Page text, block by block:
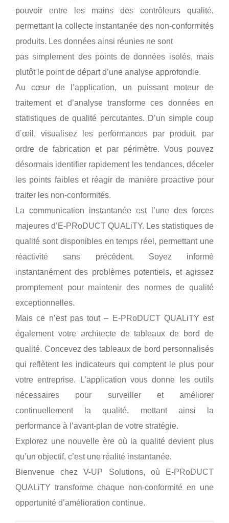
pouvoir entre les mains des contrôleurs qualité,
permettant la collecte instantanée des non-conformités
produits. Les données ainsi réunies ne sont
pas simplement des points de données isolés, mais
plutôt le point de départ d’une analyse approfondie.
Au cœur de l’application, un puissant moteur de
traitement et d’analyse transforme ces données en
statistiques de qualité percutantes. D’un simple coup
d’œil, visualisez les performances par produit, par
ordre de fabrication et par périmètre. Vous pouvez
désormais identifier rapidement les tendances, déceler
les points faibles et réagir de manière proactive pour
traiter les non-conformités.
La communication instantanée est l’une des forces
majeures d’E-PRoDUCT QUALiTY. Les statistiques de
qualité sont disponibles en temps réel, permettant une
réactivité sans précédent. Soyez informé
instantanément des problèmes potentiels, et agissez
promptement pour maintenir des normes de qualité
exceptionnelles.
Mais ce n’est pas tout – E-PRoDUCT QUALiTY est
également votre architecte de tableaux de bord de
qualité. Concevez des tableaux de bord personnalisés
qui reflètent les indicateurs qui comptent le plus pour
votre entreprise. L’application vous donne les outils
nécessaires pour surveiller et améliorer
continuellement la qualité, mettant ainsi la
performance à l’avant-plan de votre stratégie.
Explorez une nouvelle ère où la qualité devient plus
qu’un objectif, c’est une réalité instantanée.
Bienvenue chez V-UP Solutions, où E-PRoDUCT
QUALiTY transforme chaque non-conformité en une
opportunité d’amélioration continue.